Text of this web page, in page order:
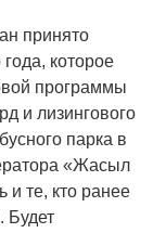
принято
которое
программы
и лизингового
парка в
«Жасыл
и те, кто ранее
Будет